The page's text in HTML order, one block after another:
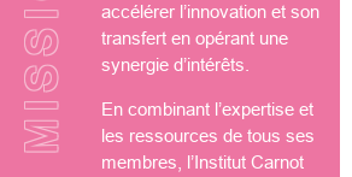
accélérer l’innovation et son
transfert en opérant une
synergie d’intérêts.
En combinant l’expertise et
les ressources de tous ses
membres, l’Institut Carnot